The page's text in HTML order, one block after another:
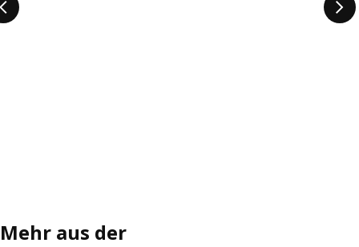
Mehr aus der